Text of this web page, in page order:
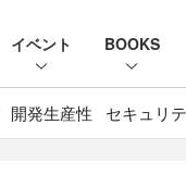
イベント BOOKS
開発生産性 セキュリ